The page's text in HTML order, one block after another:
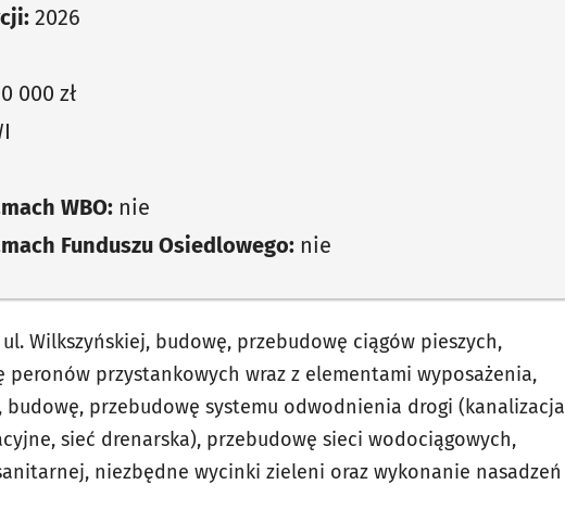
2026
000 zł
WBO: nie
Funduszu Osiedlowego: nie
Wilkszyńskiej, budowę, przebudowę ciągów pieszych,
przystankowych wraz z elementami wyposażenia,
przebudowę systemu odwodnienia drogi (kanalizacja
sieć drenarska), przebudowę sieci wodociągowych,
niezbędne wycinki zieleni oraz wykonanie nasadzeń